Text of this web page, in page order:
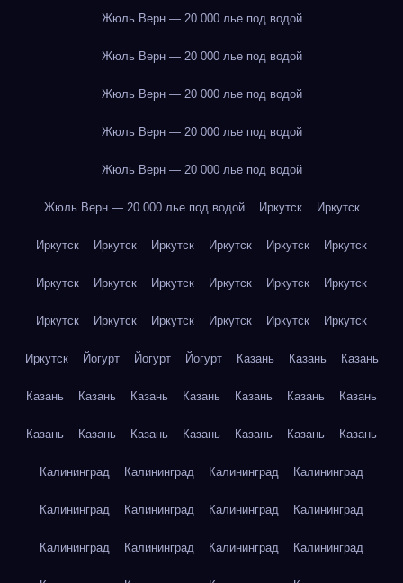
Жюль Верн — 20 000 лье под водой
Жюль Верн — 20 000 лье под водой
Жюль Верн — 20 000 лье под водой
Жюль Верн — 20 000 лье под водой
Жюль Верн — 20 000 лье под водой
Жюль Верн — 20 000 лье под водой Иркутск Иркутск
Иркутск Иркутск Иркутск Иркутск Иркутск Иркутск
Иркутск Иркутск Иркутск Иркутск Иркутск Иркутск
Иркутск Иркутск Иркутск Иркутск Иркутск Иркутск
Иркутск Йогурт Йогурт Йогурт Казань Казань Казань
Казань Казань Казань Казань Казань Казань Казань
Казань Казань Казань Казань Казань Казань Казань
Калининград Калининград Калининград Калининград
Калининград Калининград Калининград Калининград
Калининград Калининград Калининград Калининград